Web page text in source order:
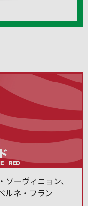
ーヴィニョン、
ルネ・フラン